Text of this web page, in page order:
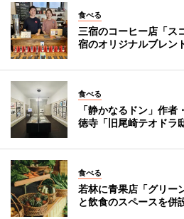
食べる
三宿のコーヒー店「
宿のオリジナルブレン
食べる
「静かなるドン」作
徳寺「旧尾崎テオドラ
食べる
若林に青果店「グリ
と飲食のスペースを併